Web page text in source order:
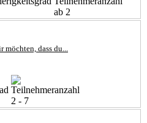
ab 2
dass du...
2 - 7